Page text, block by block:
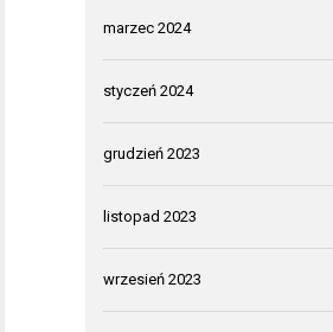
marzec 2024
styczeń 2024
grudzień 2023
listopad 2023
wrzesień 2023